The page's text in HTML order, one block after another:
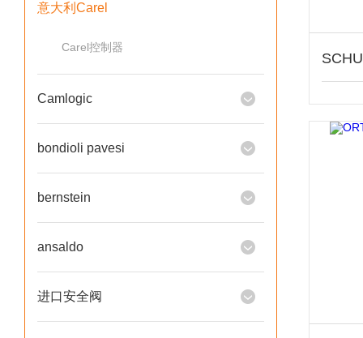
意大利Carel
Carel控制器
Camlogic
bondioli pavesi
bernstein
ansaldo
进口安全阀